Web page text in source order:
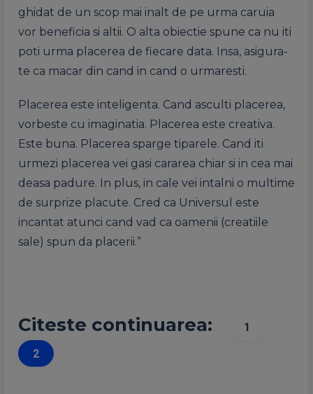
ghidat de un scop mai inalt de pe urma caruia
vor beneficia si altii. O alta obiectie spune ca nu iti
poti urma placerea de fiecare data. Insa, asigura-
te ca macar din cand in cand o urmaresti.
Placerea este inteligenta. Cand asculti placerea,
vorbeste cu imaginatia. Placerea este creativa.
Este buna. Placerea sparge tiparele. Cand iti
urmezi placerea vei gasi cararea chiar si in cea mai
deasa padure. In plus, in cale vei intalni o multime
de surprize placute. Cred ca Universul este
incantat atunci cand vad ca oamenii (creatiile
sale) spun da placerii.”
Citeste continuarea:
1
2